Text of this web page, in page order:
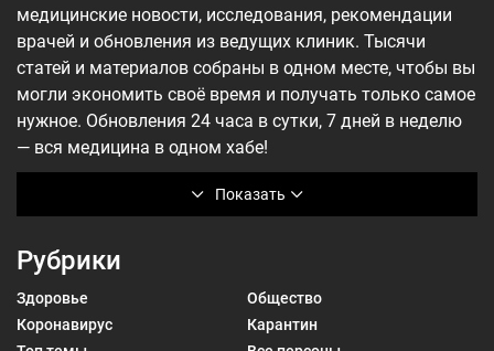
Показать
медицинские новости, исследования, рекомендации
врачей и обновления из ведущих клиник. Тысячи
статей и материалов собраны в одном месте, чтобы вы
могли экономить своё время и получать только самое
нужное. Обновления 24 часа в сутки, 7 дней в неделю
— вся медицина в одном хабе!
Рубрики
Здоровье
Общество
Коронавирус
Карантин